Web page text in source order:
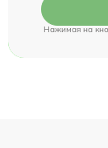
Нажимая на